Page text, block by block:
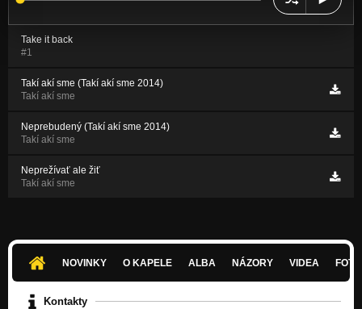
Take it back
#1
Takí akí sme (Takí akí sme 2014)
Takí akí sme
Neprebudený (Takí akí sme 2014)
Takí akí sme
Neprežívať ale žiť
Takí akí sme
NOVINKY O KAPELE ALBA NÁZORY VIDEA
Kontakty